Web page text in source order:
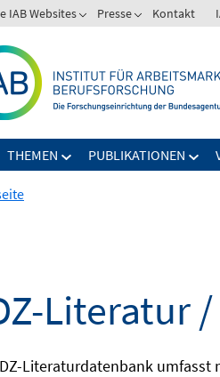
IAB Websites Presse Kontakt
THEMEN PUBLIKATIONEN
Literatur
Literaturdatenbank